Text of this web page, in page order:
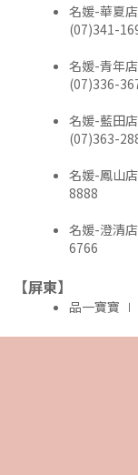
名媛-華夏
(07)341-
名媛-青年
(07)336-
名媛-藍田
(07)363-
名媛-鳳山
8888
名媛-澄清
6766
【屏東】
品一寶寶 ∣